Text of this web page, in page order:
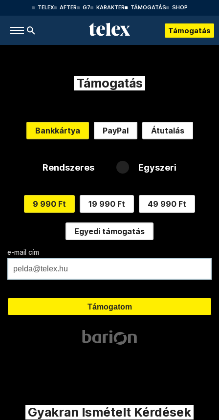
TELEX AFTER G7 KARAKTER TÁMOGATÁS SHOP
Támogatás
Támogatás
Bankkártya PayPal Átutalás
Rendszeres Egyszeri
9 990 Ft 19 990 Ft 49 990 Ft
Egyedi támogatás
e-mail cím
Gyakran Ismételt Kérdések